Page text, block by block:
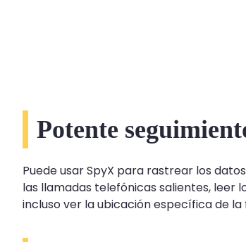
Potente
Puede usar SpyX para rastrear los
las llamadas telefónicas salientes, leer
incluso ver la ubicación específica de